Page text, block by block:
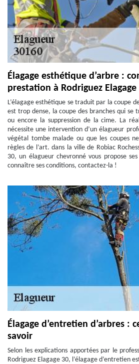
Élagage esthétique d’arbre :
prestation à Rodriguez Elagage
L’élagage esthétique se traduit par la coupe
est trop dense, la coupe des branches qui se
ou encore la suppression de la cime. La
nécessite une intervention d’un élagueur
végétal tombe malade ou que les coupes
règles de l’art. dans la ville de Robiac
30, un élagueur chevronné vous propose
connaître ses conditions, contactez-la !
Élagage d’entretien d’arbres :
savoir
Selon les explications apportées par le
Rodriguez Elagage 30, l’élagage d’entretien